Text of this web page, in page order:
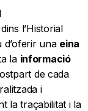
dins l’Historial
d’oferir una eina
la informació
de cada
i
la traçabilitat i la